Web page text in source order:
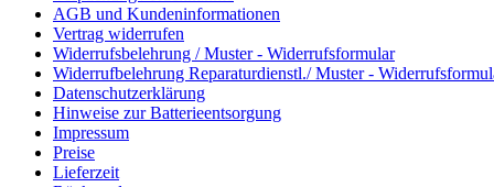
AGB und Kundeninformationen
Vertrag widerrufen
Widerrufsbelehrung / Muster - Widerrufsformular
Widerrufbelehrung Reparaturdienstl./ Muster -
Datenschutzerklärung
Hinweise zur Batterieentsorgung
Impressum
Preise
Lieferzeit